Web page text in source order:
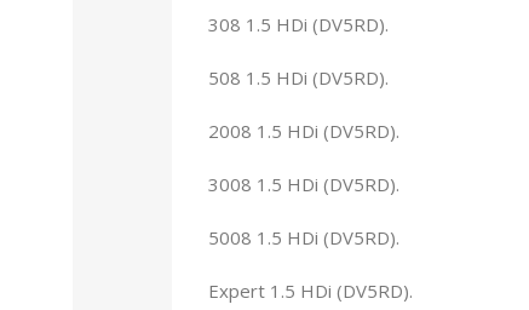
308 1.5 HDi (DV5RD).
508 1.5 HDi (DV5RD).
2008 1.5 HDi (DV5RD).
3008 1.5 HDi (DV5RD).
5008 1.5 HDi (DV5RD).
Expert 1.5 HDi (DV5RD).